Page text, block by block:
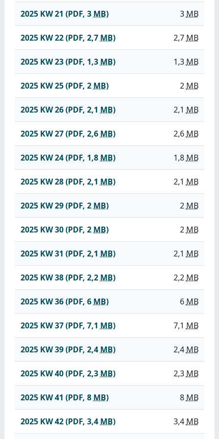
2025 KW 21 (PDF, 3 MB) 3 MB
2025 KW 22(PDF, 2,7 MB) 2,7 MB
2025 KW 23(PDF, 1,3 MB) 1,3 MB
2025 KW 25(PDF, 2 MB) 2 MB
2025 KW 26(PDF, 2,1 MB) 2,1 MB
2025 KW 27(PDF, 2,6 MB) 2,6 MB
2025 KW 24(PDF, 1,8 MB) 1,8 MB
2025 KW 28(PDF, 2,1 MB) 2,1 MB
2025 KW 29(PDF, 2 MB) 2 MB
2025 KW 30(PDF, 2 MB) 2 MB
2025 KW 31 (PDF, 2,1 MB) 2,1 MB
2025 KW 38(PDF, 2,2 MB) 2,2 MB
2025 KW 36(PDF, 6 MB) 6 MB
2025 KW 37(PDF, 7,1 MB) 7,1 MB
2025 KW 39(PDF, 2,4 MB) 2,4 MB
2025 KW 40(PDF, 2,3 MB) 2,3 MB
2025 KW 41 (PDF, 8 MB) 8 MB
2025 KW 42(PDF, 3,4 MB) 3,4 MB